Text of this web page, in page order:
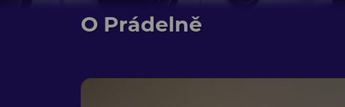
O Prádelně